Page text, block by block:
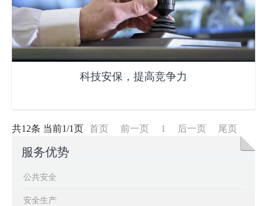
科技安保，提高竞争力
共12条 当前1/1页 首页 前一页 1 后一页 尾页
服务优势
公共安全
安全生产